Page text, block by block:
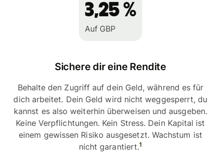
3,25 %
Auf GBP
Sichere dir eine Rendite
Behalte den Zugriff auf dein Geld, während es für
dich arbeitet. Dein Geld wird nicht weggesperrt, du
kannst es also weiterhin überweisen und ausgeben.
Keine Verpflichtungen. Kein Stress. Dein Kapital ist
einem gewissen Risiko ausgesetzt. Wachstum ist
nicht garantiert.1